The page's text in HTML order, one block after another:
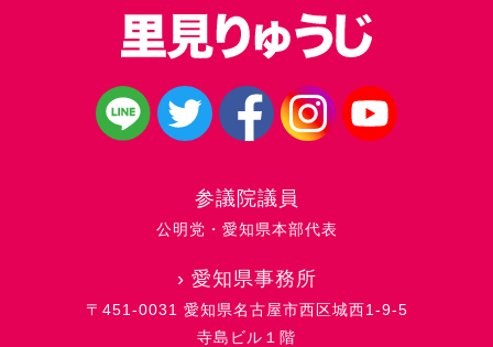
参議院議員
公明党・愛知県本部代表
› 愛知県事務所
〒451-0031 愛知県名古屋市西区城西1-9-5
寺島ビル１階